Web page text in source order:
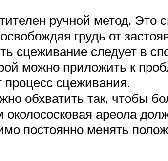
ручной метод. Это
грудь от
сцеживание следует в
можно приложить к
процесс сцеживания.
обхватить так, чтобы
околососковая ареола
постоянно менять